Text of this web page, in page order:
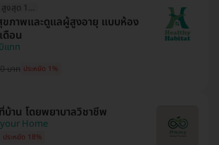
HD ออกค่าประเมินให้! สูงสุด 1500 บ.
ภาพและดูแลผู้สูงอายุ แบบห้อง
ดือน
แทท
บาท ประหยัด 1%
บ้าน โดยพยาบาลวิชาชีพ
Home
ประหยัด 18%